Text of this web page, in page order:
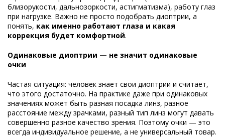
близорукости, дальнозоркости, астигматизма), работу глаз
при нагрузке. Важно не просто подобрать диоптрии, а
понять, как именно работают глаза и какая
коррекция будет комфортной.
Одинаковые диоптрии — не значит одинаковые
очки
Частая ситуация: человек знает свои диоптрии и считает,
что этого достаточно. На практике даже при одинаковых
значениях может быть разная посадка линз, разное
расстояние между зрачками, разный тип линз могут давать
совершенно разное качество зрения. Поэтому очки — это
всегда индивидуальное решение, а не универсальный товар.